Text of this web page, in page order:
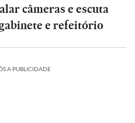
câmeras e escuta
e refeitório
A PUBLICIDADE